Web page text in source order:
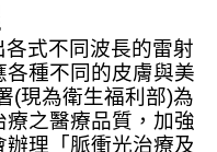
式不同波長的雷射
種不同的皮膚與美
(現為衛生福利部)為
之醫療品質，加強
理「脈衝光治療及